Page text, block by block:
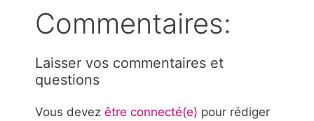
Commentaires:
Laisser vos commentaires et
questions
Vous devez être connecté(e) pour rédiger